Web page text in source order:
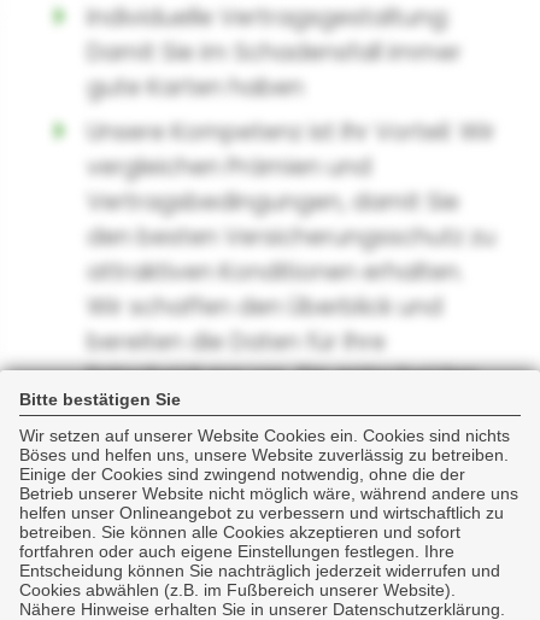
Bitte bestätigen Sie
Wir setzen auf unserer Website Cookies ein. Cookies sind nichts
Böses und helfen uns, unsere Website zuverlässig zu betreiben.
Einige der Cookies sind zwingend notwendig, ohne die der
Betrieb unserer Website nicht möglich wäre, während andere uns
helfen unser Onlineangebot zu verbessern und wirtschaftlich zu
betreiben. Sie können alle Cookies akzeptieren und sofort
fortfahren oder auch eigene Einstellungen festlegen. Ihre
Entscheidung können Sie nachträglich jederzeit widerrufen und
Cookies abwählen (z.B. im Fußbereich unserer Website).
Nähere Hinweise erhalten Sie in unserer Datenschutzerklärung.
Individuelle Vertragsgestaltung:
Damit Sie im Schadensfall immer
gute Karten haben
Unsere Kompetenz ist Ihr Vorteil: Wir
vergleichen Prämien und
Vertragsbedingungen, damit Sie
den besten Versicherungsschutz zu
attraktiven Konditionen erhalten.
Wir schaffen den Überblick und
bereiten die Daten für Ihre
Entscheidung vor. Sie entscheiden,
welche Risiken Sie selbst tragen und
welche Sie auf einen qualifizierten
Versicherer mit Top-Bedingungen
auslagern wollen.